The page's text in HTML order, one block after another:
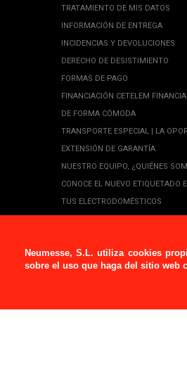
Neumesse, S.L. utiliza cookies
sobre el uso que haga del sitio web
TRATAMIENTO DE MIS DATOS
INFORMACIÓN DE ENTREGA
INCIDENCIAS Y DEVOLUCIONES
DERECHO DE DESISTIMIENTO
FORMAS DE PAGO
FINANCIACIÓN CETELEM
DE FORMA CÓMODA
TRANSPORTE ESPECIAL | LA
EXTENSIÓN DE GARANTÍA
NUESTRO EQUIPO, ¿QUIÉNES
CONOCE EL NUEVO ETIQUETADO
TUS ELECTRODOMÉSTICOS